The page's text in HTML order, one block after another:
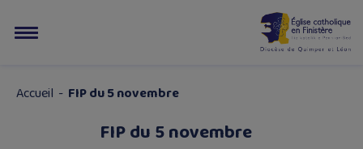
Accueil - FIP du 5 novembre
FIP du 5 novembre